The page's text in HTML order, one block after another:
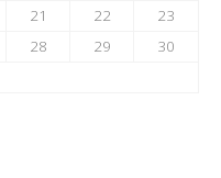
21 22
23
28 29
30